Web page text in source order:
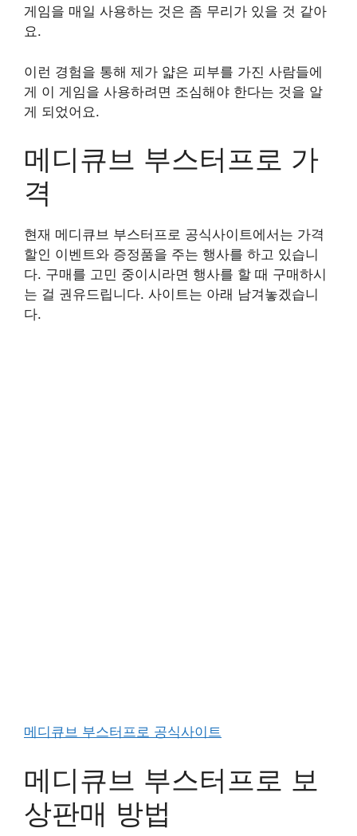
게임을 매일 사용하는 것은 좀 무리가 있을 것 같아
요.
이런 경험을 통해 제가 얇은 피부를 가진 사람들에
게 이 게임을 사용하려면 조심해야 한다는 것을 알
게 되었어요.
메디큐브 부스터프로 가
격
현재 메디큐브 부스터프로 공식사이트에서는 가격
할인 이벤트와 증정품을 주는 행사를 하고 있습니
다. 구매를 고민 중이시라면 행사를 할 때 구매하시
는 걸 권유드립니다. 사이트는 아래 남겨놓겠습니
다.
메디큐브 부스터프로 공식사이트
메디큐브 부스터프로 보
상판매 방법